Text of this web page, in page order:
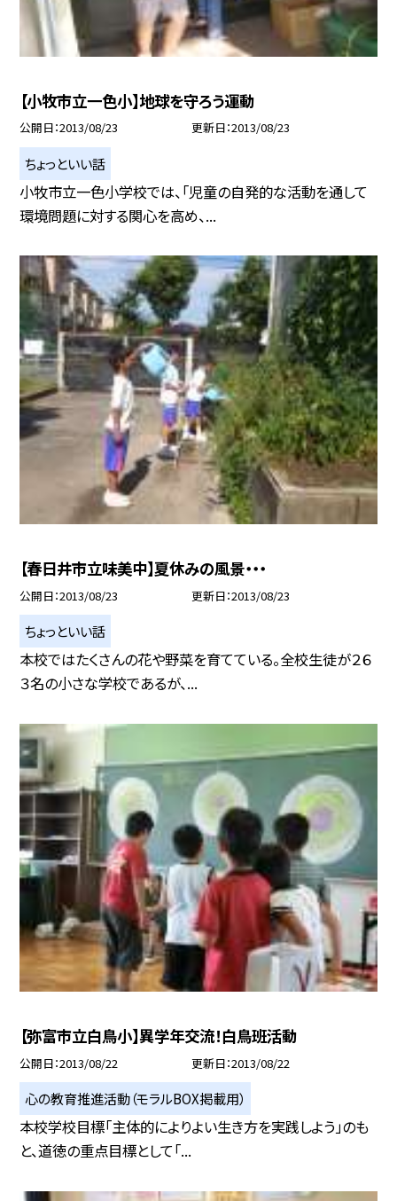
【小牧市立一色小】地球を守ろう運動
公開日 2013/08/23 更新日 2013/08/23
ちょっといい話
小牧市立一色小学校では、「児童の自発的な活動を通して
環境問題に対する関心を高め、...
【春日井市立味美中】夏休みの風景・・・
公開日 2013/08/23 更新日 2013/08/23
ちょっといい話
本校ではたくさんの花や野菜を育てている。全校生徒が２６
３名の小さな学校であるが、...
【弥富市立白鳥小】異学年交流！白鳥班活動
公開日 2013/08/22 更新日 2013/08/22
心の教育推進活動（モラルBOX掲載用）
本校学校目標「主体的によりよい生き方を実践しよう」のも
と、道徳の重点目標として「...